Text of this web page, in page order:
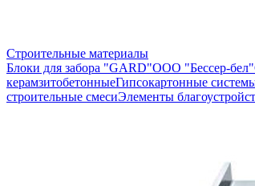
Строительные материалы
Блоки для забора "GARD"ООО "Бессер-бел"
керамзитобетонныеГипсокартонные
строительные смесиЭлементы